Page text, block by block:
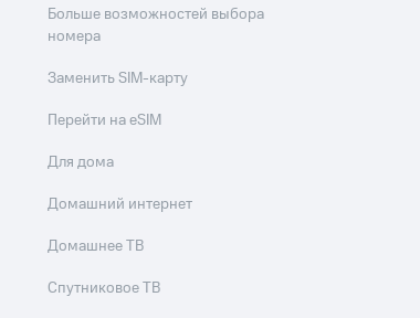
Больше возможностей выбора
номера
Заменить SIM-карту
Перейти на eSIM
Для дома
Домашний интернет
Домашнее ТВ
Спутниковое ТВ